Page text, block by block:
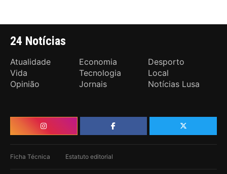
24 Notícias
Atualidade Economia
Desporto
Vida
Tecnologia
Local
Opinião
Jornais Notícias Lusa
Ficha Técnica Estatuto editorial